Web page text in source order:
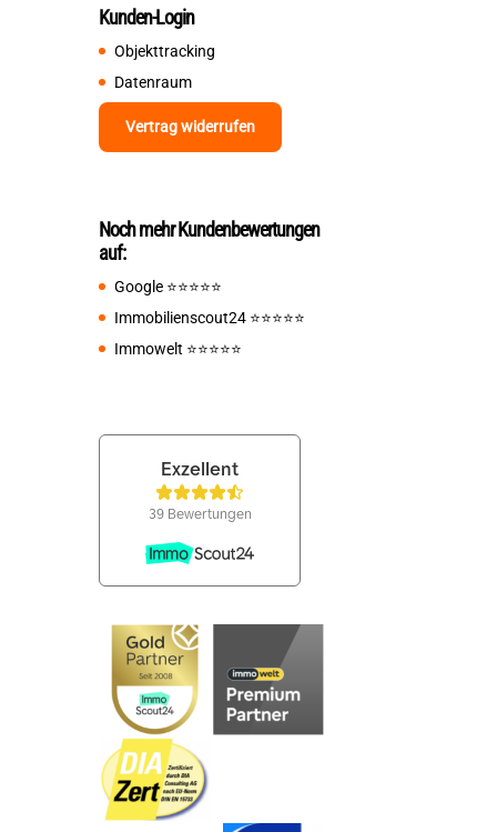
Kunden-Login
Objekttracking
Datenraum
Vertrag widerrufen
Noch mehr Kundenbewertungen
auf:
Google ⭐️⭐️⭐️⭐️⭐️
Immobilienscout24 ⭐️⭐️⭐️⭐️⭐️
Immowelt ⭐️⭐️⭐️⭐️⭐️